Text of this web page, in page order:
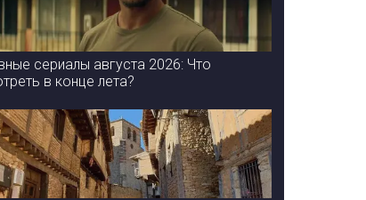
сериалы августа 2026: Что
в конце лета?